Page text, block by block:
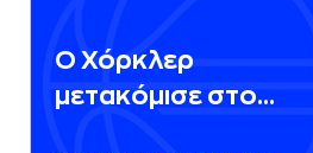
Ο Χόρκλερ
μετακόμισε στο